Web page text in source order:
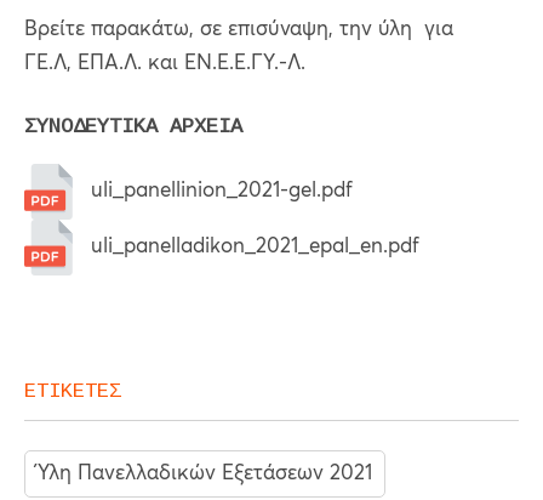
Βρείτε παρακάτω, σε επισύναψη, την ύλη για
ΓΕ.Λ, ΕΠΑ.Λ. και ΕΝ.Ε.Ε.ΓΥ.-Λ.
ΣΥΝΟΔΕΥΤΙΚΑ ΑΡΧΕΙΑ
uli_panellinion_2021-gel.pdf
uli_panelladikon_2021_epal_en.pdf
ΕΤΙΚΕΤΕΣ
Ύλη Πανελλαδικών Εξετάσεων 2021